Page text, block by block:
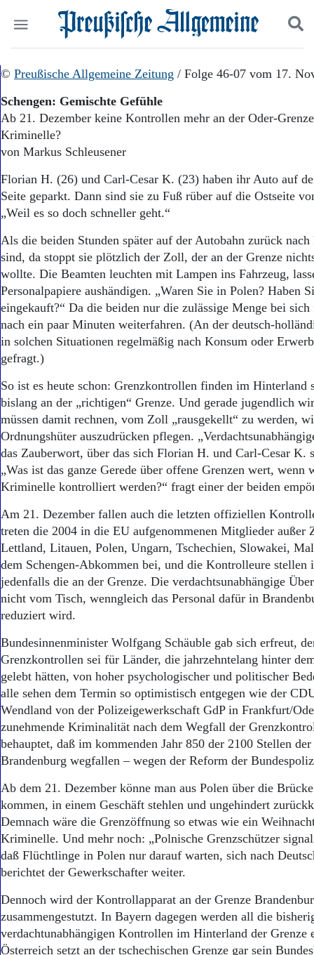
Start
Wer wir sind
Aktuelle Ausgabe
Abonnenten-Login
Abonnent werden
Archiv
Mediadaten
Politik
Wirtschaft
Panorama
Ostpreußen
Pommern
Berlin-Brandenburg
Danzig und Westpreußen
Bücher
Kontakt
Impressum
Datenschutz
Suchen und finden
© Preußische Allgemeine Zeitung / Folge 46-07 vom 17.
Schengen: Gemischte Gefühle
Ab 21. Dezember keine Kontrollen mehr an der Oder-
Kriminelle?
von Markus Schleusener
Florian H. (26) und Carl-Cesar K. (23) haben ihr Auto auf
Seite geparkt. Dann sind sie zu Fuß rüber auf die Ostseite
„Weil es so doch schneller geht.“
Als die beiden Stunden später auf der Autobahn zurück
sind, da stoppt sie plötzlich der Zoll, der an der Grenze
wollte. Die Beamten leuchten mit Lampen ins Fahrzeug,
Personalpapiere aushändigen. „Waren Sie in Polen? Haben
eingekauft?“ Da die beiden nur die zulässige Menge bei
nach ein paar Minuten weiterfahren. (An der deutsch-
in solchen Situationen regelmäßig nach Konsum oder
gefragt.)
So ist es heute schon: Grenzkontrollen finden im Hinterland
bislang an der „richtigen“ Grenze. Und gerade jugendlich
müssen damit rechnen, vom Zoll „rausgekellt“ zu werden,
Ordnungshüter auszudrücken pflegen.
das Zauberwort, über das sich Florian H. und Carl-Cesar K.
„Was ist das ganze Gerede über offene Grenzen wert, wenn
Kriminelle kontrolliert werden?“ fragt einer der beiden
Am 21. Dezember fallen auch die letzten offiziellen
treten die 2004 in die EU aufgenommenen Mitglieder außer
Lettland, Litauen, Polen, Ungarn, Tschechien, Slowakei,
dem Schengen-Abkommen bei, und die Kontrolleure stellen
jedenfalls die an der Grenze. Die verdachtsunabhängige
nicht vom Tisch, wenngleich das Personal dafür in
reduziert wird.
Bundesinnenminister Wolfgang Schäuble gab sich erfreut,
Grenzkontrollen sei für Länder, die jahrzehntelang hinter
gelebt hätten, von hoher psychologischer und politischer
alle sehen dem Termin so optimistisch entgegen wie der
Wendland von der Polizeigewerkschaft GdP in Frankfurt/
zunehmende Kriminalität nach dem Wegfall der
behauptet, daß im kommenden Jahr 850 der 2100 Stellen
Brandenburg wegfallen – wegen der Reform der
Ab dem 21. Dezember könne man aus Polen über die
kommen, in einem Geschäft stehlen und ungehindert
Demnach wäre die Grenzöffnung so etwas wie ein
Kriminelle. Und mehr noch: „Polnische Grenzschützer
daß Flüchtlinge in Polen nur darauf warten, sich nach
berichtet der Gewerkschafter weiter.
Dennoch wird der Kontrollapparat an der Grenze
zusammengestutzt. In Bayern dagegen werden all die
verdachtunabhängigen Kontrollen im Hinterland der Grenze
Österreich setzt an der tschechischen Grenze gar sein